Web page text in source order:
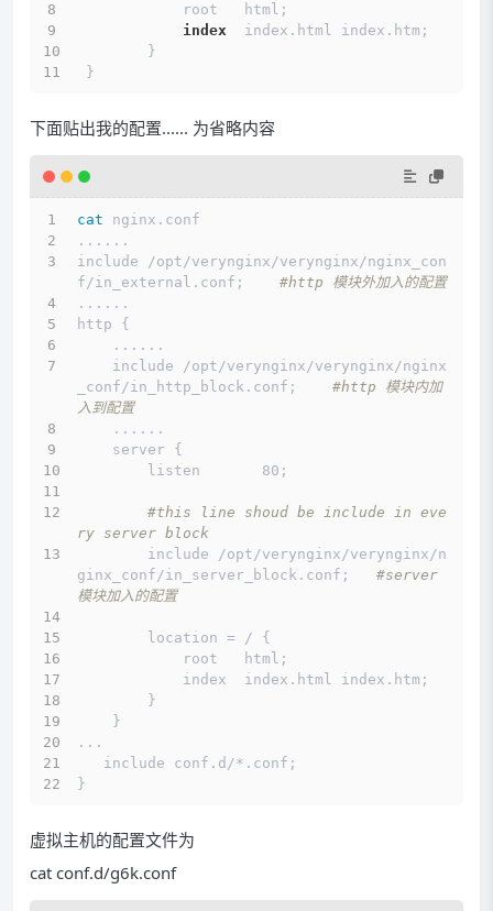
            root   html;
index
  index.html index.htm;
        }
}
下面贴出我的配置...... 为省略内容
cat nginx.conf
......
include /opt/verynginx/verynginx/nginx_con
f/in_external.conf; #http 模块外加入的配置
......
http {
    ......
_conf/in_http_block.conf; #http 模块内加
入到配置
    ......
    server {
        listen       80;
#this line shoud be include in eve
ry server block
ginx_conf/in_server_block.conf; #server
模块加入的配置
        location = / {
            root   html;
            index  index.html index.htm;
        }
    }
...
   include conf.d/*.conf;
}
虚拟主机的配置文件为
cat conf.d/g6k.conf